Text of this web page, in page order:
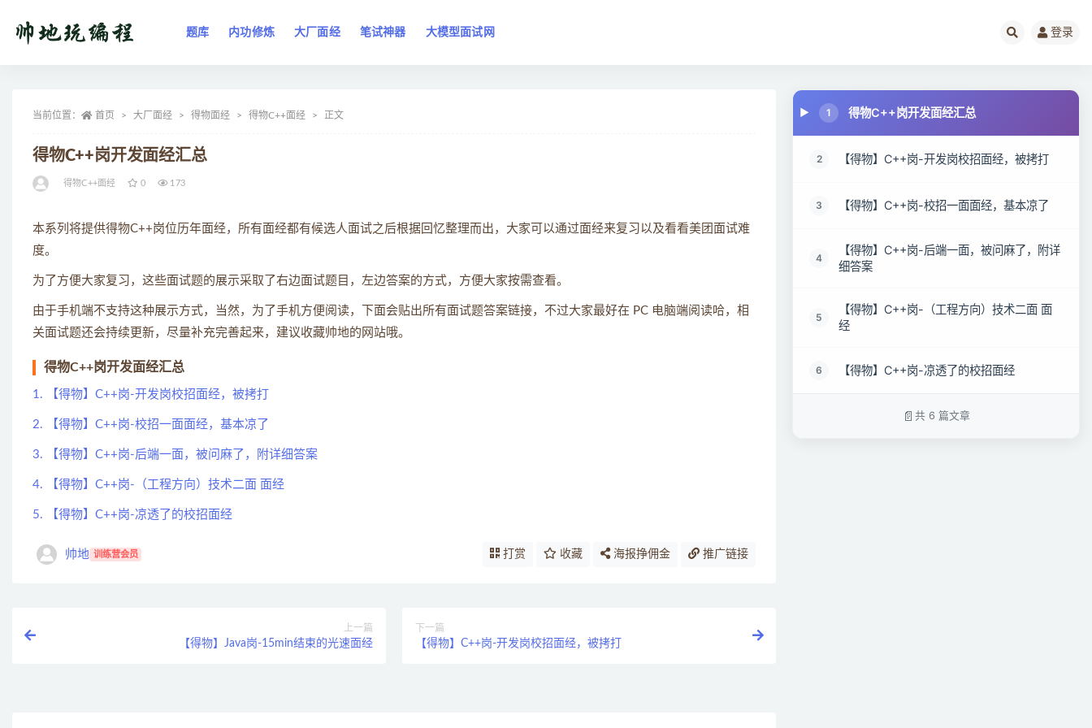
题库 内功修炼 大厂面经 笔试神器 大模型面试网 登录
当前位置： 首页 大厂面经 得物面经 得物C++面经 正文
得物C++岗开发面经汇总
得物C++面经 0 173
本系列将提供得物C++岗位历年面经，所有面经都有候选人面试之后根据回忆整理而出，大家可以通过面经来复习以及看看美团面试难
度。
为了方便大家复习，这些面试题的展示采取了右边面试题目，左边答案的方式，方便大家按需查看。
由于手机端不支持这种展示方式，当然，为了手机方便阅读，下面会贴出所有面试题答案链接，不过大家最好在 PC 电脑端阅读哈，相
关面试题还会持续更新，尽量补充完善起来，建议收藏帅地的网站哦。
得物C++岗开发面经汇总
1. 【得物】C++岗-开发岗校招面经，被拷打
2. 【得物】C++岗-校招一面面经，基本凉了
3. 【得物】C++岗-后端一面，被问麻了，附详细答案
4. 【得物】C++岗-（工程方向）技术二面 面经
5. 【得物】C++岗-凉透了的校招面经
帅地 训练营会员 打赏 收藏 海报挣佣金 推广链接
上一篇
【得物】Java岗-15min结束的光速面经
下一篇
【得物】C++岗-开发岗校招面经，被拷打
1 得物C++岗开发面经汇总
2 【得物】C++岗-开发岗校招面经，被拷打
3 【得物】C++岗-校招一面面经，基本凉了
4
【得物】C++岗-后端一面，被问麻了，附详
细答案
5
【得物】C++岗-（工程方向）技术二面 面
经
6 【得物】C++岗-凉透了的校招面经
共 6 篇文章